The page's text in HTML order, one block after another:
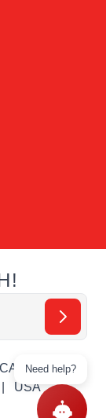
CANADA
USA
Need help?